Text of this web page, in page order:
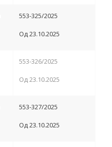
553-325/2025
Од 23.10.2025
553-326/2025
Од 23.10.2025
553-327/2025
Од 23.10.2025